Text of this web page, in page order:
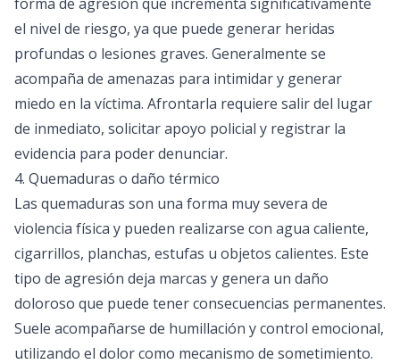
el nivel de riesgo, ya que puede generar heridas
profundas o lesiones graves. Generalmente se
acompaña de amenazas para intimidar y generar
miedo en la víctima. Afrontarla requiere salir del lugar
de inmediato, solicitar apoyo policial y registrar la
evidencia para poder denunciar.
4. Quemaduras o daño térmico
Las quemaduras son una forma muy severa de
violencia física y pueden realizarse con agua caliente,
cigarrillos, planchas, estufas u objetos calientes. Este
tipo de agresión deja marcas y genera un daño
doloroso que puede tener consecuencias permanentes.
Suele acompañarse de humillación y control emocional,
utilizando el dolor como mecanismo de sometimiento.